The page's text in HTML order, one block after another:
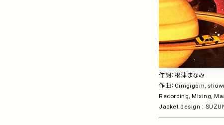
作詞：根津まなみ
作曲：Gimgigam,
Recording, Mixing,
Jacket design :